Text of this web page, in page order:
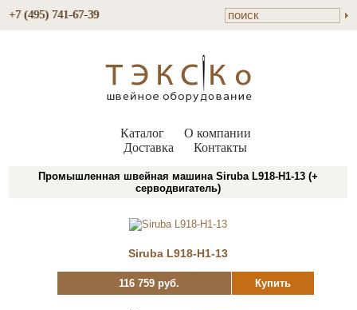
+7 (495) 741-67-39
Каталог
О компании
Доставка
Контакты
Промышленная швейная машина Siruba L918-H1-13 (+
серводвигатель)
Siruba L918-H1-13
116 759 руб. Купить